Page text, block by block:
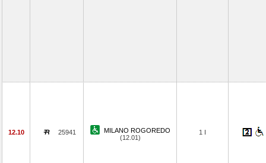
12.10 25941
MILANO ROGOREDO
(12.01)
1 I